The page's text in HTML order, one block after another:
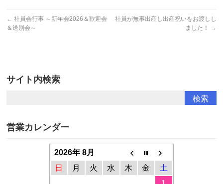
← 社員会行事 ～新年会2026＆歓迎会
＆送別会～
社員が無事出産し出産祝いをお渡しし
ました！
→
サイト内検索
営業カレンダー
2026年 8月
日
月 火 水 木 金
土